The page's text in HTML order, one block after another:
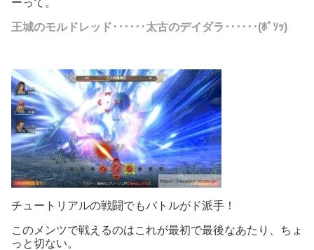
王城のモルドレッド･･････太古のデイダラ･･････(ﾎﾞｿｯ)
チュートリアルの戦闘でもバトルがド派手！
このメンツで戦えるのはこれが最初で最後なあたり、ちょ
っと切ない。